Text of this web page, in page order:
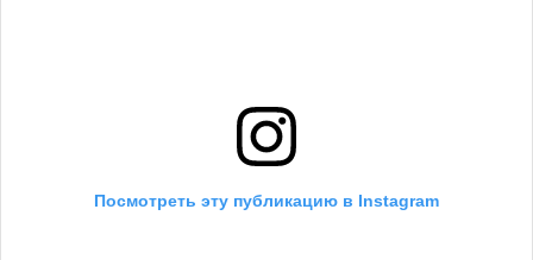
Посмотреть эту публикацию в Instagram